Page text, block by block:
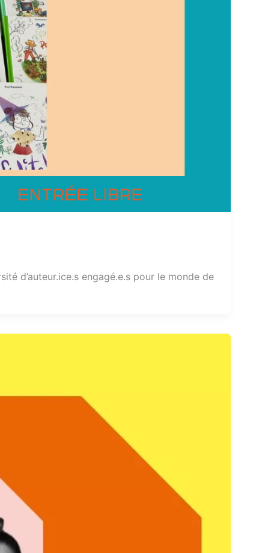
d’auteur.ice.s engagé.e.s pour le monde de